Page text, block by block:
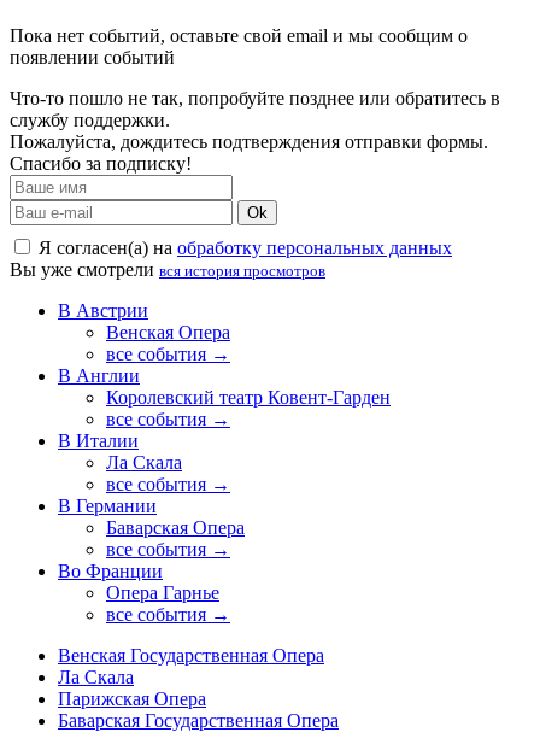
Пока нет событий, оставьте свой email и мы сообщим о
появлении событий
Что-то пошло не так, попробуйте позднее или обратитесь в
службу поддержки.
Пожалуйста, дождитесь подтверждения отправки формы.
Спасибо за подписку!
Ok
Я согласен(а) на обработку персональных данных
Вы уже смотрели вся история просмотров
В Австрии
Венская Опера
все события →
В Англии
Королевский театр Ковент-Гарден
все события →
В Италии
Ла Скала
все события →
В Германии
Баварская Опера
все события →
Во Франции
Опера Гарнье
все события →
Венская Государственная Опера
Ла Скала
Парижская Опера
Баварская Государственная Опера